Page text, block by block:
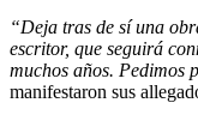
“Deja tras de sí una
escritor, que seguirá
muchos años. Pedimos
manifestaron sus